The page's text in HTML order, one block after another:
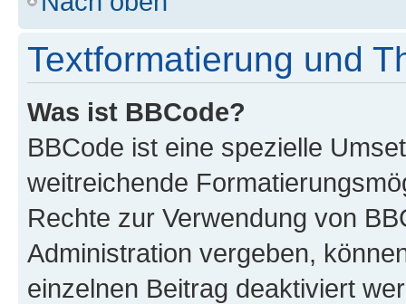
Textformatierung und
Was ist BBCode?
BBCode ist eine spezielle
weitreichende
Rechte zur Verwendung von
Administration vergeben,
einzelnen Beitrag deaktiviert